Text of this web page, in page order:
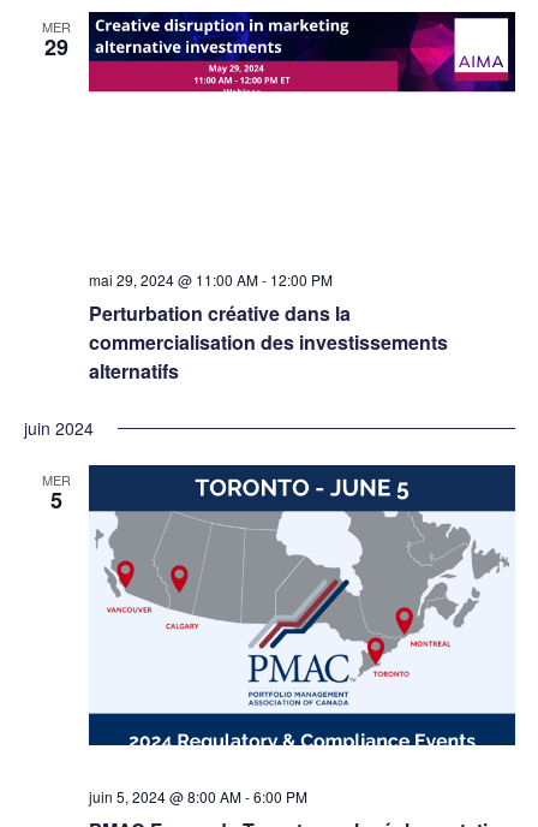
MER
29
mai 29, 2024 @ 11:00 AM- 12:00 PM
Perturbation créative dans la
commercialisation des investissements
alternatifs
juin 2024
MER
5
juin 5, 2024 @ 8:00 AM-6:00 PM